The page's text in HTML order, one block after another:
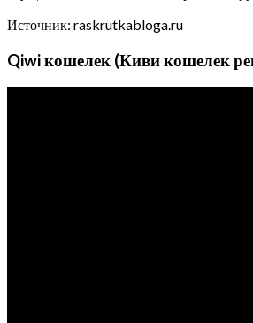
Источник: raskrutkabloga.ru
Qiwi кошелек (Киви кошелек